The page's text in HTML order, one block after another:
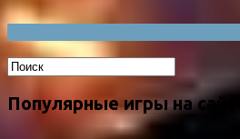
Популярные игры на сайте